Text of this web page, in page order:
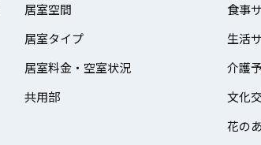
居室空間
居室タイプ
居室料金・空室状況
共用部
食事
生活
介護
文化
花の